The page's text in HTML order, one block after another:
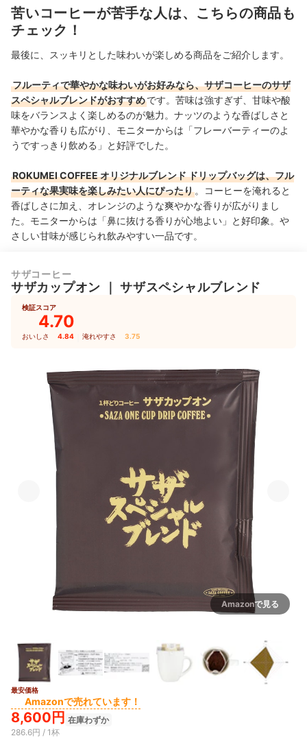
苦いコーヒーが苦手な人は、こちらの商品も
チェック！
最後に、スッキリとした味わいが楽しめる商品をご紹介します。
フルーティで華やかな味わいがお好みなら、サザコーヒーのサザ
スペシャルブレンドがおすすめです。苦味は強すぎず、甘味や酸
味をバランスよく楽しめるのが魅力。ナッツのような香ばしさと
華やかな香りも広がり、モニターからは 「フレーバーティーのよ
うですっきり飲める」と好評でした。
ROKUMEI COFFEE オリジナルブレンド ドリップバッグは、フル
ーティな果実味を楽しみたい人にぴったり 。コーヒーを淹れると
香ばしさに加え、オレンジのような爽やかな香りが広がりまし
た。モニターからは「鼻に抜ける香りが心地よい 」と好印象。 や
さしい甘味が感じられ飲みやすい一品です。
サザコーヒー
サザカップオン ｜サザスペシャルブレンド
検証スコア
4.70
おいしさ 4.84 淹れやすさ 3.75
Amazonで見る
最安価格
Amazonで売れています！
8,600円 在庫わずか
286.6円 / 1杯